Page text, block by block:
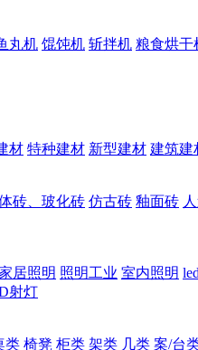
丸机 馄饨机 斩拌机 粮食烘干
材 特种建材 新型建材 建筑建
砖、玻化砖 仿古砖 釉面砖
居照明 照明工业 室内照明
射灯
类 椅凳 柜类 架类 几类 案/台